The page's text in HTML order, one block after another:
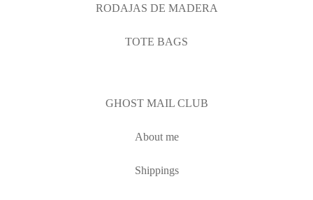
RODAJAS DE MADERA
TOTE BAGS
GHOST MAIL CLUB
About me
Shippings